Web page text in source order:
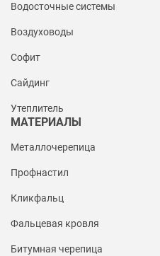
Водосточные системы
Воздуховоды
Софит
Сайдинг
Утеплитель
МАТЕРИАЛЫ
Металлочерепица
Профнастил
Кликфальц
Фальцевая кровля
Битумная черепица